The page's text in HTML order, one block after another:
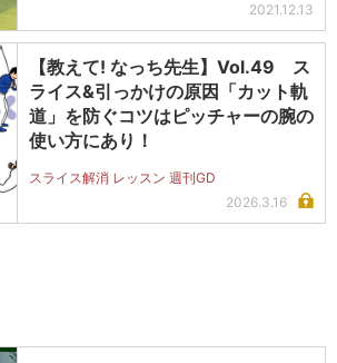
2021.12.13
【教えて! なっち先生】Vol.49 ス
ライス&引っかけの原因「カット軌
道」を防ぐコツはピッチャーの腕の
使い方にあり！
スライス解消 レッスン 週刊GD
2026.3.16